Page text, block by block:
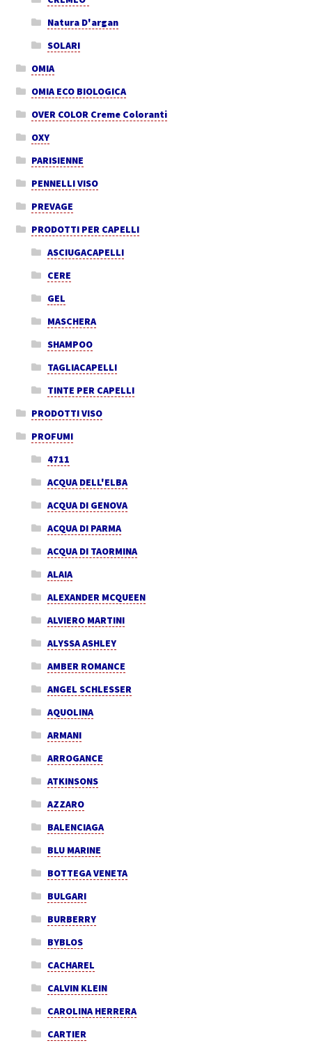
Natura D'argan
SOLARI
OMIA
OMIA ECO BIOLOGICA
OVER COLOR Creme Coloranti
OXY
PARISIENNE
PENNELLI VISO
PREVAGE
PRODOTTI PER CAPELLI
ASCIUGACAPELLI
CERE
GEL
MASCHERA
SHAMPOO
TAGLIACAPELLI
TINTE PER CAPELLI
PRODOTTI VISO
PROFUMI
4711
ACQUA DELL'ELBA
ACQUA DI GENOVA
ACQUA DI PARMA
ACQUA DI TAORMINA
ALAIA
ALEXANDER MCQUEEN
ALVIERO MARTINI
ALYSSA ASHLEY
AMBER ROMANCE
ANGEL SCHLESSER
AQUOLINA
ARMANI
ARROGANCE
ATKINSONS
AZZARO
BALENCIAGA
BLU MARINE
BOTTEGA VENETA
BULGARI
BURBERRY
BYBLOS
CACHAREL
CALVIN KLEIN
CAROLINA HERRERA
CARTIER